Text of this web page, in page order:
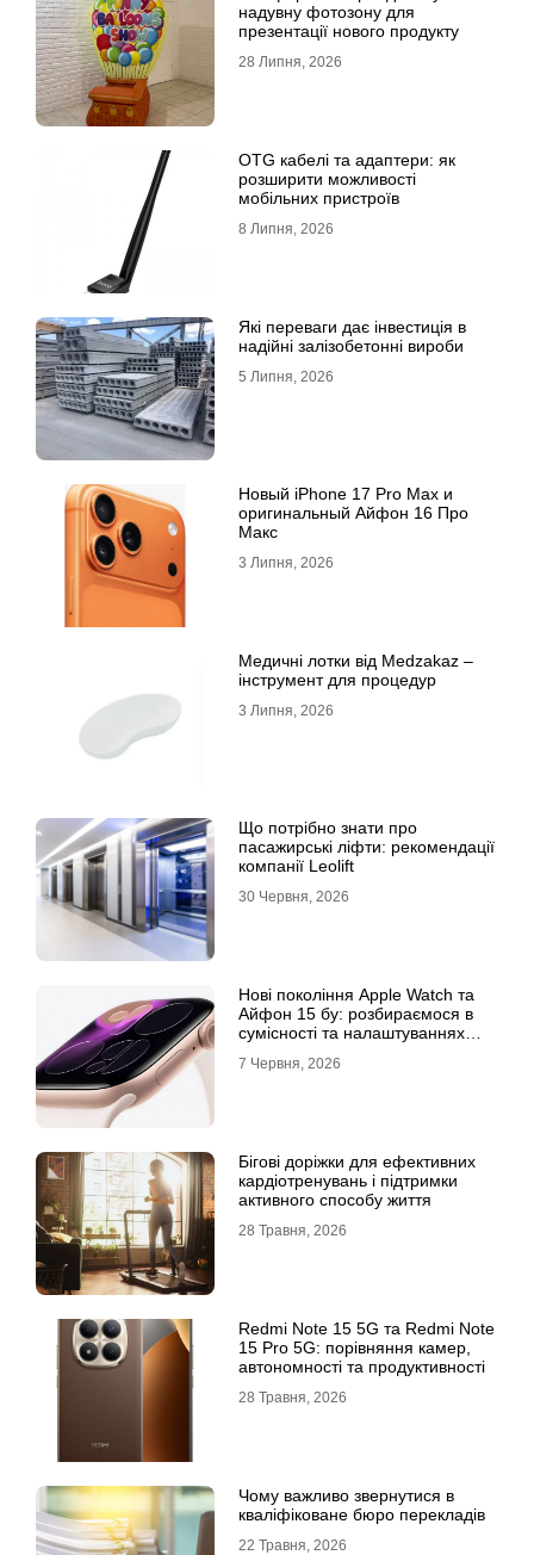
надувну фотозону для
презентації нового продукту
28 Липня, 2026
OTG кабелі та адаптери: як
розширити можливості
мобільних пристроїв
8 Липня, 2026
Які переваги дає інвестиція в
надійні залізобетонні вироби
5 Липня, 2026
Новый iPhone 17 Pro Max и
оригинальный Айфон 16 Про
Макс
3 Липня, 2026
Медичні лотки від Medzakaz –
інструмент для процедур
3 Липня, 2026
Що потрібно знати про
пасажирські ліфти: рекомендації
компанії Leolift
30 Червня, 2026
Нові покоління Apple Watch та
Айфон 15 бу: розбираємося в
сумісності та налаштуваннях
7 Червня, 2026
Бігові доріжки для ефективних
кардіотренувань і підтримки
активного способу життя
28 Травня, 2026
Redmi Note 15 5G та Redmi Note
15 Pro 5G: порівняння камер,
автономності та продуктивності
28 Травня, 2026
Чому важливо звернутися в
кваліфіковане бюро перекладів
22 Травня, 2026